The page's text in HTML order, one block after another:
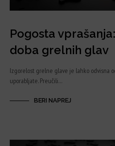
Pogosta
doba grelnih glav
Izgorelost grelne glave je lahko odvisna
uporabljate. Preučili…
BERI NAPREJ